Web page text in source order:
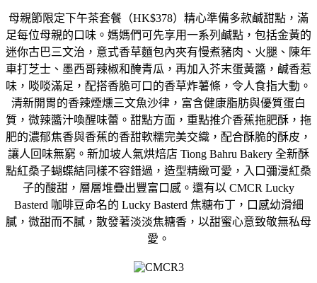
母親節限定下午茶套餐（HK$378）精心準備多款鹹甜點， 滿
足每位母親的口味。媽媽們可先享用一系列鹹點，包括金黃的
迷你古巴三文治，意式香草麵包內夾有慢煮豬肉、火腿、陳年
車打芝士、 墨西哥辣椒和醃青瓜，再加入芥末蛋黃醬，鹹香惹
味，啖啖滿足， 配搭香脆可口的香草炸薯條，令人食指大動。
清新開胃的香辣煙燻三文魚沙律，富含健康脂肪與優質蛋白
質，微辣醬汁喚醒味蕾。 甜點方面，重點推介香蕉拖肥酥， 拖
肥的濃郁焦香與香蕉的香甜軟糯完美交織，配合酥脆的酥皮，
讓人回味無窮。新加坡人氣烘焙店 Tiong Bahru Bakery 全新酥
點紅桑子蝴蝶結同樣不容錯過，造型精緻可愛， 入口彌漫紅桑
子的酸甜，層層堆疊出豐富口感。還有以 CMCR Lucky
Basterd 咖啡豆命名的 Lucky Basterd 焦糖布丁，口感幼滑細
膩，微甜而不膩，散發著淡淡焦糖香， 以甜蜜心意致敬無私母
愛。